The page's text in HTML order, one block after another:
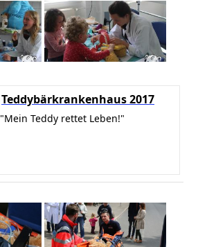
Teddybärkrankenhaus 2017
"Mein Teddy rettet Leben!"